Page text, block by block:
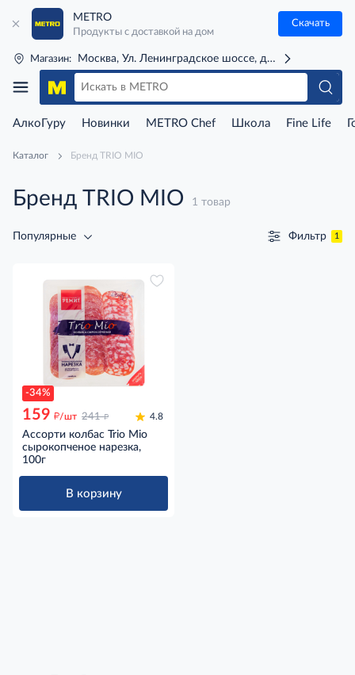
METRO
Продукты с доставкой на дом
Скачать
Магазин: Москва, Ул. Ленинградское шоссе, д. 71Г (м. Речной
АлкоГуру Новинки METRO Chef Школа Fine Life
Каталог Бренд TRIO MIO
Бренд TRIO MIO 1 товар
Популярные Фильтр 1
-34%
159 д/шт 241 д 4.8
Ассорти колбас Trio Mio
сырокопченое нарезка,
100г
В корзину